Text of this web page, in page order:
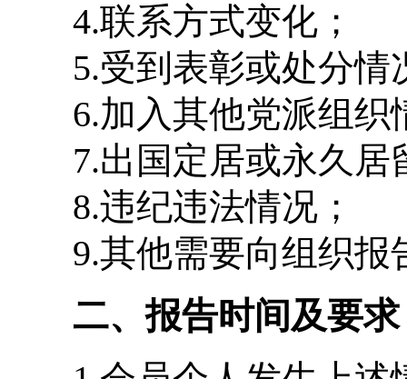
4.联系方式变化；
5.受到表彰或处分情
6.加入其他党派组织
7.出国定居或永久居
8.违纪违法情况；
9.其他需要向组织报
二、报告时间及要求